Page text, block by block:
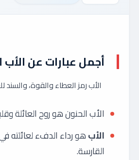
أجمل عبارات عن الأب
الأب رمز العطاء والقوة، والسند
الأب الحنون هو روح العائلة
الأبهو رداء الدفء لعائلته
القارسة.